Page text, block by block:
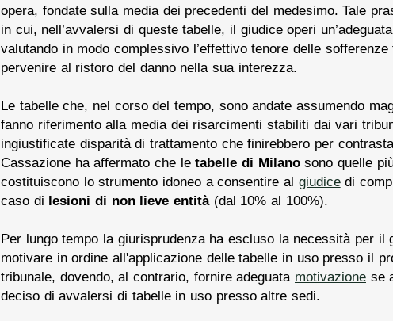
opera, fondate sulla media dei precedenti del medesimo. Tale
in cui, nell’avvalersi di queste tabelle, il giudice operi
valutando in modo complessivo l’effettivo tenore delle
pervenire al ristoro del danno nella sua interezza.
Le tabelle che, nel corso del tempo, sono andate assumendo
fanno riferimento alla media dei risarcimenti stabiliti dai vari
ingiustificate disparità di trattamento che finirebbero per
Cassazione ha affermato che letabelle di Milanosono quelle
costituiscono lo strumento idoneo a consentire al giudicedi
caso di lesioni di non lieve entità(dal 10% al 100%).
Per lungo tempo la giurisprudenza ha escluso la necessità per il
motivare in ordine all'applicazione delle tabelle in uso presso il
tribunale, dovendo, al contrario, fornire adeguata motivazione se
deciso di avvalersi di tabelle in uso presso altre sedi.